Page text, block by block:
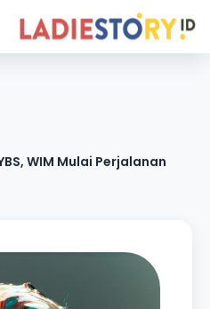
WIM Mulai Perjalanan